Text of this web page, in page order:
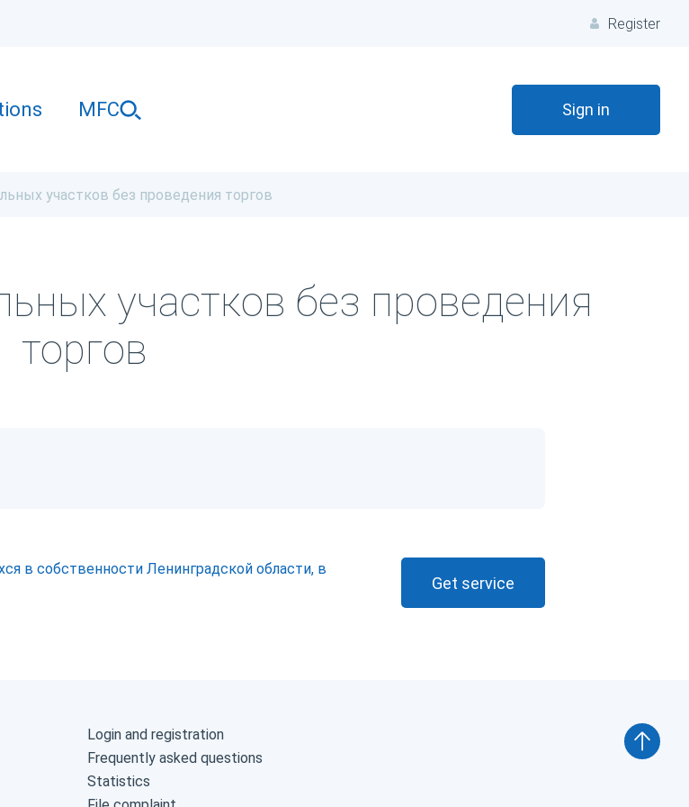
Register
MFC Sign in
участков без проведения торгов
участков без проведения
торгов
в собственности Ленинградской области, в
Get service
Login and registration
Frequently asked questions
Statistics